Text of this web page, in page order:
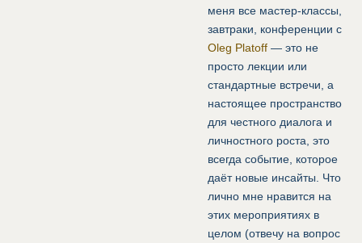
меня все мастер-классы,
завтраки, конференции с
Oleg Platoff — это не
просто лекции или
стандартные встречи, а
настоящее пространство
для честного диалога и
личностного роста, это
всегда событие, которое
даёт новые инсайты. Что
лично мне нравится на
этих мероприятиях в
целом (отвечу на вопрос